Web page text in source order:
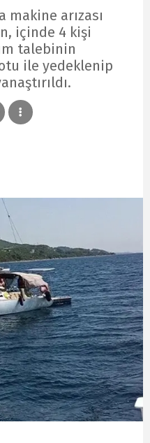
makine arızası
içinde 4 kişi
talebinin
ile yedeklenip